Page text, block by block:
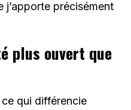
précisément
plus ouvert que
qui différencie